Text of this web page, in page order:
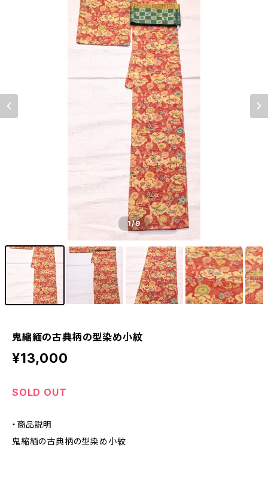
1/9
鬼縮緬の古典柄の型染め小紋
¥13,000
SOLD OUT
・商品説明
鬼縮緬の古典柄の型染め小紋